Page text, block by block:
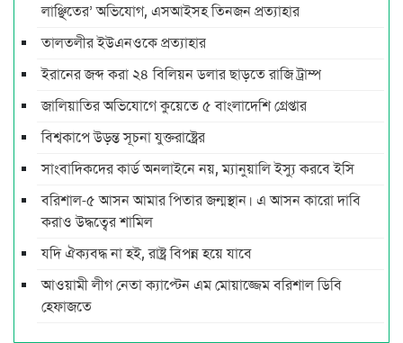
লাঞ্ছিতের’ অভিযোগ, এসআইসহ তিনজন প্রত্যাহার
তালতলীর ইউএনওকে প্রত্যাহার
ইরানের জব্দ করা ২৪ বিলিয়ন ডলার ছাড়তে রাজি ট্রাম্প
জালিয়াতির অভিযোগে কুয়েতে ৫ বাংলাদেশি গ্রেপ্তার
বিশ্বকাপে উড়ন্ত সূচনা যুক্তরাষ্ট্রের
সাংবাদিকদের কার্ড অনলাইনে নয়, ম্যানুয়ালি ইস্যু করবে ইসি
বরিশাল-৫ আসন আমার পিতার জন্মস্থান। এ আসন কারো দাবি
করাও উদ্ধত্বের শামিল
যদি ঐক্যবদ্ধ না হই, রাষ্ট্র বিপন্ন হয়ে যাবে
আওয়ামী লীগ নেতা ক্যাপ্টেন এম মোয়াজ্জেম বরিশাল ডিবি
হেফাজতে